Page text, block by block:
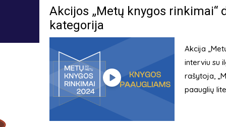
Akcijos „Metų knygos
kategorija
Akcija
interviu su
rašytoja,
paauglių